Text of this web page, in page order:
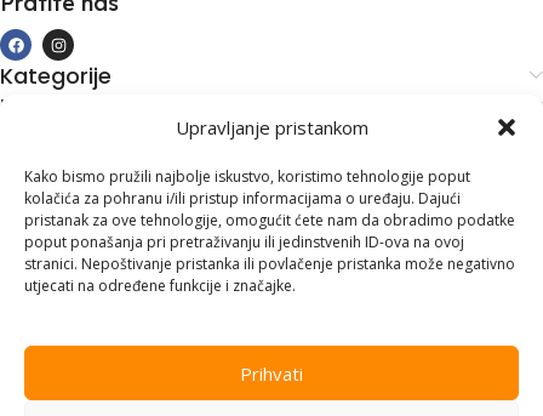
Upravljanje pristankom
Kako bismo pružili najbolje iskustvo, koristimo tehnologije poput
kolačića za pohranu i/ili pristup informacijama o uređaju. Dajući
pristanak za ove tehnologije, omogućit ćete nam da obradimo podatke
poput ponašanja pri pretraživanju ili jedinstvenih ID-ova na ovoj
stranici. Nepoštivanje pristanka ili povlačenje pristanka može negativno
utjecati na određene funkcije i značajke.
Prihvati
Kategorije
Kupovina i podrška
Kontakt informacije
Branilaca Bosne, 75 300 Lukavac
+387 35 555 999
info@pconer.ba